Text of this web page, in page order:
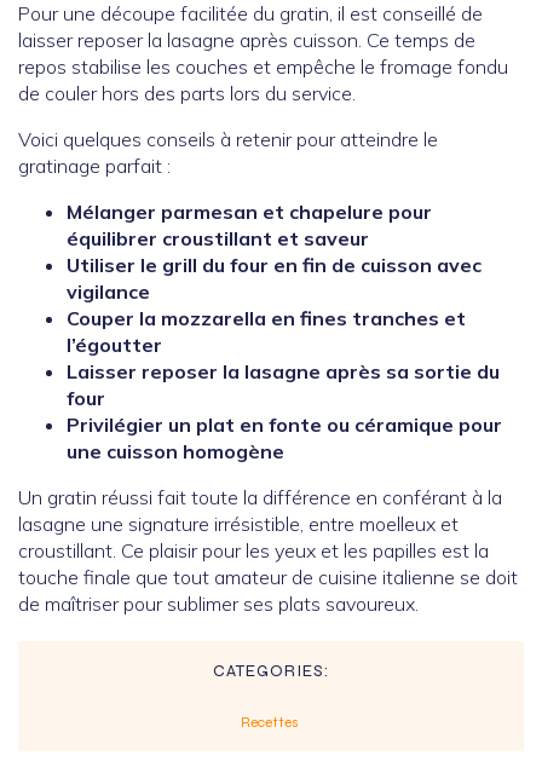
Pour une découpe facilitée du gratin, il est conseillé de
laisser reposer la lasagne après cuisson. Ce temps de
repos stabilise les couches et empêche le fromage fondu
de couler hors des parts lors du service.
Voici quelques conseils à retenir pour atteindre le
gratinage parfait :
Mélanger parmesan et chapelure pour
équilibrer croustillant et saveur
Utiliser le grill du four en fin de cuisson avec
vigilance
Couper la mozzarella en fines tranches et
l’égoutter
Laisser reposer la lasagne après sa sortie du
four
Privilégier un plat en fonte ou céramique pour
une cuisson homogène
Un gratin réussi fait toute la différence en conférant à la
lasagne une signature irrésistible, entre moelleux et
croustillant. Ce plaisir pour les yeux et les papilles est la
touche finale que tout amateur de cuisine italienne se doit
de maîtriser pour sublimer ses plats savoureux.
CATEGORIES:
Recettes